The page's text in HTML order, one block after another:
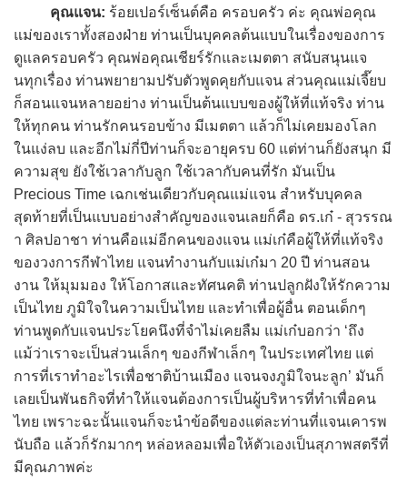
คุณแจน: ร้อยเปอร์เซ็นต์คือ ครอบครัว ค่ะ คุณพ่อคุณ
แม่ของเราทั้งสองฝ่าย ท่านเป็นบุคคลต้นแบบในเรื่องของการ
ดูแลครอบครัว คุณพ่อคุณเชียร์รักและเมตตา สนับสนุนแจ
นทุกเรื่อง ท่านพยายามปรับตัวพูดคุยกับแจน ส่วนคุณแม่เจี๊ยบ
ก็สอนแจนหลายอย่าง ท่านเป็นต้นแบบของผู้ให้ที่แท้จริง ท่าน
ให้ทุกคน ท่านรักคนรอบข้าง มีเมตตา แล้วก็ไม่เคยมองโลก
ในแง่ลบ และอีกไม่กี่ปีท่านก็จะอายุครบ 60 แต่ท่านก็ยังสนุก มี
ความสุข ยังใช้เวลากับลูก ใช้เวลากับคนที่รัก มันเป็น
Precious Time เฉกเช่นเดียวกับคุณแม่แจน สำหรับบุคคล
สุดท้ายที่เป็นแบบอย่างสำคัญของแจนเลยก็คือ ดร.เก๋ - สุวรรณ
า ศิลปอาชา ท่านคือแม่อีกคนของแจน แม่เก๋คือผู้ให้ที่แท้จริง
ของวงการกีฬาไทย แจนทำงานกับแม่เก๋มา 20 ปี ท่านสอน
งาน ให้มุมมอง ให้โอกาสและทัศนคติ ท่านปลูกฝังให้รักความ
เป็นไทย ภูมิใจในความเป็นไทย และทำเพื่อผู้อื่น ตอนเด็กๆ
ท่านพูดกับแจนประโยคนึงที่จำไม่เคยลืม แม่เก๋บอกว่า ‘ถึง
แม้ว่าเราจะเป็นส่วนเล็กๆ ของกีฬาเล็กๆ ในประเทศไทย แต่
การที่เราทำอะไรเพื่อชาติบ้านเมือง แจนจงภูมิใจนะลูก’ มันก็
เลยเป็นพันธกิจที่ทำให้แจนต้องการเป็นผู้บริหารที่ทำเพื่อคน
ไทย เพราะฉะนั้นแจนก็จะนำข้อดีของแต่ละท่านที่แจนเคารพ
นับถือ แล้วก็รักมากๆ หล่อหลอมเพื่อให้ตัวเองเป็นสุภาพสตรีที่
มีคุณภาพค่ะ